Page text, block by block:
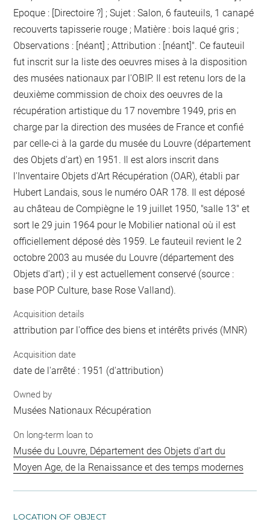
Epoque : [Directoire ?] ; Sujet : Salon, 6 fauteuils, 1 canapé
recouverts tapisserie rouge ; Matière : bois laqué gris ;
Observations : [néant] ; Attribution : [néant]". Ce fauteuil
fut inscrit sur la liste des oeuvres mises à la disposition
des musées nationaux par l'OBIP. Il est retenu lors de la
deuxième commission de choix des oeuvres de la
récupération artistique du 17 novembre 1949, pris en
charge par la direction des musées de France et confié
par celle-ci à la garde du musée du Louvre (département
des Objets d'art) en 1951. Il est alors inscrit dans
l'Inventaire Objets d'Art Récupération (OAR), établi par
Hubert Landais, sous le numéro OAR 178. Il est déposé
au château de Compiègne le 19 juillet 1950, "salle 13" et
sort le 29 juin 1964 pour le Mobilier national où il est
officiellement déposé dès 1959. Le fauteuil revient le 2
octobre 2003 au musée du Louvre (département des
Objets d'art) ; il y est actuellement conservé (source :
base POP Culture, base Rose Valland).
Acquisition details
attribution par l'office des biens et intérêts privés (MNR)
Acquisition date
date de l'arrêté : 1951 (d'attribution)
Owned by
Musées Nationaux Récupération
On long-term loan to
Musée du Louvre, Département des Objets d'art du
Moyen Age, de la Renaissance et des temps modernes
LOCATION OF OBJECT